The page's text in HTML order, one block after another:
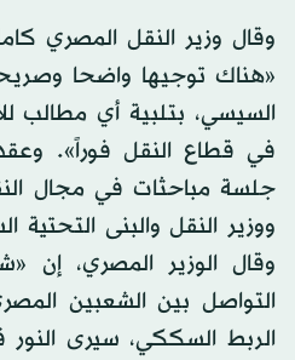
وقال وزير النقل المصري
«هناك توجيها واضحا
السيسي، بتلبية أي مطالب
في قطاع النقل فوراً».
جلسة مباحثات في مجال
ووزير النقل والبنى
وقال الوزير المصري، إن
التواصل بين الشعبين
الربط السككي، سيرى النور